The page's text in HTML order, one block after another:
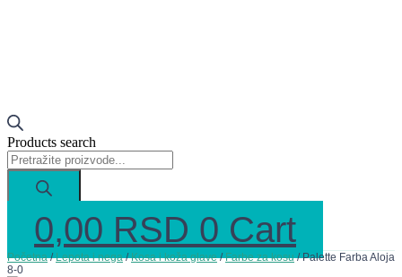
Products search
0,00 RSD 0 Cart
Početna/Lepota i nega/Kosa i koža glave/Farbe za kosu/ Palette Farba Aloja
8-0